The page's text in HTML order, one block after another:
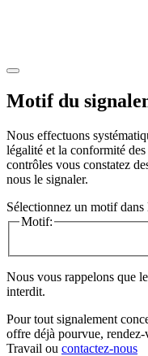
Motif du
Nous effectuons
légalité et la conformité
contrôles vous constatez
nous le signaler.
Sélectionnez un motif dans
Motif:
Nous vous rappelons que
interdit.
Pour tout signalement
offre déjà pourvue,
Travail ou contactez-nous